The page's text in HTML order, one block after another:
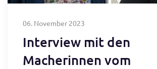
06. November 2023
Interview mit den
Macherinnen vom